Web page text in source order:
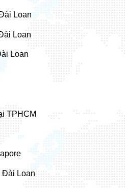
Loan
Loan
Loan
TPHCM
Đài Loan